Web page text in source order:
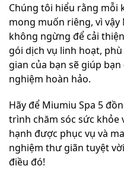
Chúng tôi hiểu rằng mỗi
mong muốn riêng, vì
không ngừng để cải
gói dịch vụ linh hoạt,
gian của bạn sẽ giúp
nghiệm hoàn hảo.
Hãy để Miumiu Spa 5
trình chăm sóc sức khỏe
hạnh được phục vụ và
nghiệm thư giãn tuyệt
điều đó!